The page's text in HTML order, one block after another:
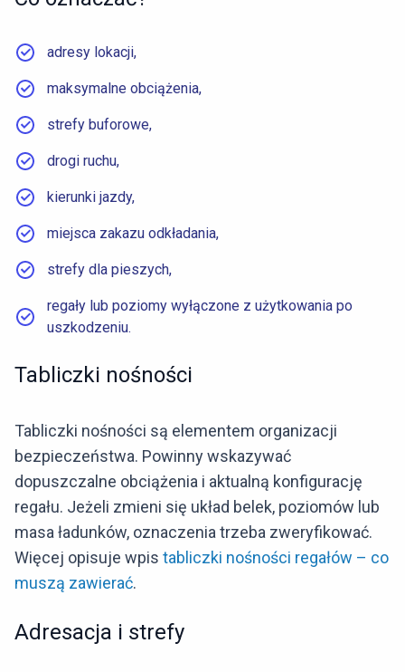
adresy lokacji,
maksymalne obciążenia,
strefy buforowe,
drogi ruchu,
kierunki jazdy,
miejsca zakazu odkładania,
strefy dla pieszych,
regały lub poziomy wyłączone z użytkowania po
uszkodzeniu.
Tabliczki nośności
Tabliczki nośności są elementem organizacji
bezpieczeństwa. Powinny wskazywać
dopuszczalne obciążenia i aktualną konfigurację
regału. Jeżeli zmieni się układ belek, poziomów lub
masa ładunków, oznaczenia trzeba zweryfikować.
Więcej opisuje wpis tabliczki nośności regałów – co
muszą zawierać.
Adresacja i strefy